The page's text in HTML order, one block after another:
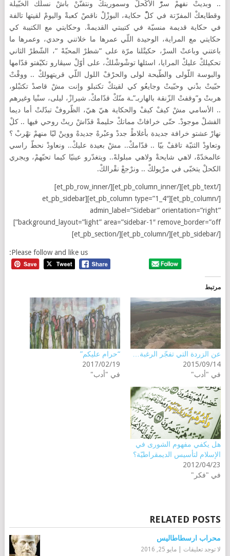
.. وبديتْ نفهمْ سرّْ الأكْحلْ وسموريتكْ ونتفنّنْ باشْ نسلّك الخبّيلة
وقطايعكْ المفرّتة في كلّْ حكاية، البوزْلْ ناقصْ كعبةْ واليومْ لقيتها تالفة
في حكاية قديمة منسيّة في كتيبتي القديمةْ. وحكايتي مع الكتيبة كي
حكايتي مع المراية، الوحيدة اللّي عمرها ما خلاتني وحدي، وعمرها ما
باعتني وباعتْ السرْ، حكيتْلنا مرّة على “شطرْ المحبّهْ “، الشّطرْ الثاني
تحكيلكْ عليكْ المرايا، اسئلها توشْوشْلكْ، على أوّلْ سيڤارو تكيّفتو قدّامها
والبوسة اللّولى والطّيحة لولى والحرْفْ اللول اللّي قريتهولكْ .. ووقْتْ
حبّيتْ بدْني وحبّيتْ وجايعُو كي لقيتكْ تكتبلو وإنت مشْ قاصدْ تكتبْلو،
هربتْ و”وقفتْ الزّنقة بالهاربـ”ـة منّكْ قدّامكْ. شيرازْ، ليلى، سنْيا وغيرهم
.. الأسامي مشْ كيفْ كيفْ والحكاية هيّ هيّ، الظّروفْ تبدّلتْ أما ديما
الفشلْ موجودْ. حتّى خرافاتْ مماتكْ حليمةْ قدّاشْ ريتْ روحي فيها .. كلْ
نهارْ عشتو خرافة جديدة بأغلاطْ جددْ وعبْرهْ جديدهْ ووينْ ليّا منهمْ نهْربْ ؟
وتعاودْ الثنيّة تاقفْ بيّا .. قدّامكْ.. مشْ بعيدة عليكْ.. ونعاودْ نحطّ راسي
عالمخدّهْ، لاهي شايحةْ ولاهي مبلولهْ.. ويتغدّرو عينيّا كيما تحبّهمْ، ويجري
الكحلْ يتخبّى في مرْيولكْ .. ونرْجعْ نقْرالكْ.
[/et_pb_text][/et_pb_column_inner][/et_pb_row_inner]
[/et_pb_column][et_pb_column type=”1_4″][et_pb_sidebar
admin_label=”Sidebar” orientation=”right”
background_layout=”light” area=”sidebar-1″ remove_border=”off”]
[/et_pb_sidebar][/et_pb_column][/et_pb_section]
Please follow and like us:
مرتبط
عن الزردة التي تفجّر الرغبة…
2015/09/14
في "أدب"
“حرام عليكم”
2017/02/19
في "أدب"
هل يكفي مفهوم الشورى في
الإسلام لتأسيس الديمقراطيّة؟
2012/04/23
في "فكر"
RELATED POSTS
محراب ارسطاطاليس
لا توجد تعليقات مايو 25, 2016